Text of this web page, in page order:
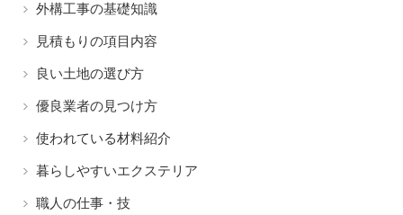
外構工事の基礎知識
見積もりの項目内容
良い土地の選び方
優良業者の見つけ方
使われている材料紹介
暮らしやすいエクステリア
職人の仕事・技